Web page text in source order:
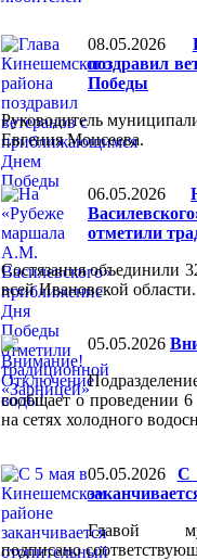
08.05.2026
поздравил
Победы
Руководитель
Евгения Моисеева.
06.05.2026
отметили
Состязания объединили
всей Ивановской области.
05.05.2026
сообщает о проведении
на сетях холодного
05.05.2026
С
Главой
подписано